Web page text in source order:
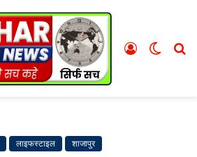
Switch
Log
लाइफस्टाइल शाजापुर